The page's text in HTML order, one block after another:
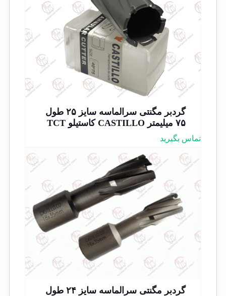
گردبر مگنتی سرالماسه سایز ۲۵ طول
۷۵ میلیمتر CASTILLO کاستیلو TCT
تماس بگیرید
گردبر مگنتی سرالماسه سایز ۲۴ طول